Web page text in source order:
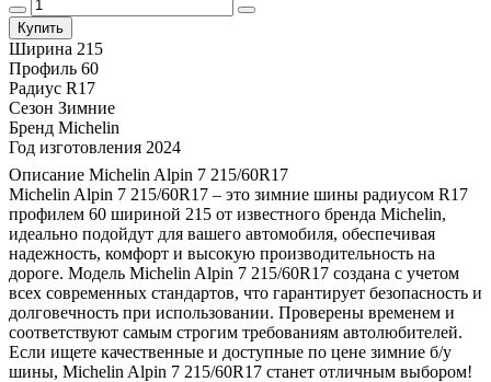
Купить
Ширина 215
Профиль 60
Радиус R17
Сезон Зимние
Бренд Michelin
Год изготовления 2024
Описание Michelin Alpin 7 215/60R17
Michelin Alpin 7 215/60R17 – это зимние шины радиусом R17
профилем 60 шириной 215 от известного бренда Michelin,
идеально подойдут для вашего автомобиля, обеспечивая
надежность, комфорт и высокую производительность на
дороге. Модель Michelin Alpin 7 215/60R17 создана с учетом
всех современных стандартов, что гарантирует безопасность и
долговечность при использовании. Проверены временем и
соответствуют самым строгим требованиям автолюбителей.
Если ищете качественные и доступные по цене зимние б/у
шины, Michelin Alpin 7 215/60R17 станет отличным выбором!